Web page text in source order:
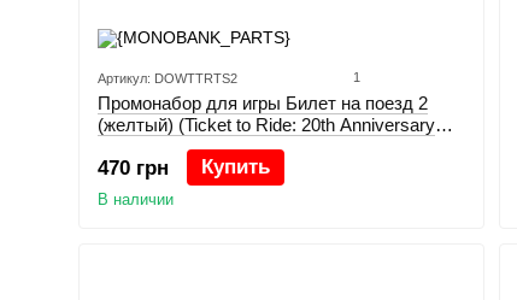
Артикул: DOWTTRTS2 1
Промонабор для игры Билет на поезд 2
(желтый) (Ticket to Ride: 20th Anniversary
Deluxe Train Set)
470 грн Купить
В наличии